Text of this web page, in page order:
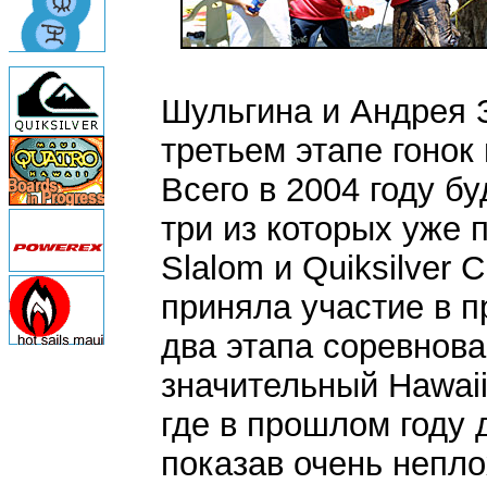
Шульгина и Андрея
третьем этапе
Всего в 2004 году
три из которых уже
Slalom и Quiksilver
приняла участие в
два этапа
значительный
где в прошлом
показав очень